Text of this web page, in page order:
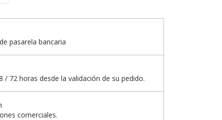
pasarela bancaria
/ 72 horas desde la validación de su pedido.
comerciales.